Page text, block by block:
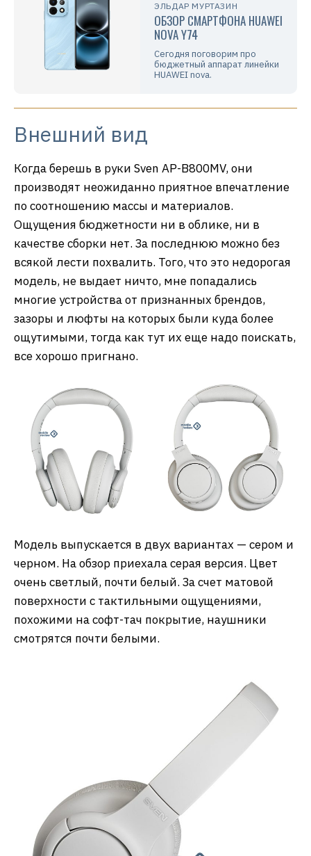
ЭЛЬДАР МУРТАЗИН
ОБЗОР СМАРТФОНА HUAWEI
NOVA Y74
Сегодня поговорим про
бюджетный аппарат линейки
HUAWEI nova.
Внешний вид
Когда берешь в руки Sven AP-B800MV, они
производят неожиданно приятное впечатление
по соотношению массы и материалов.
Ощущения бюджетности ни в облике, ни в
качестве сборки нет. За последнюю можно без
всякой лести похвалить. Того, что это недорогая
модель, не выдает ничто, мне попадались
многие устройства от признанных брендов,
зазоры и люфты на которых были куда более
ощутимыми, тогда как тут их еще надо поискать,
все хорошо пригнано.
Модель выпускается в двух вариантах — сером и
черном. На обзор приехала серая версия. Цвет
очень светлый, почти белый. За счет матовой
поверхности с тактильными ощущениями,
похожими на софт-тач покрытие, наушники
смотрятся почти белыми.